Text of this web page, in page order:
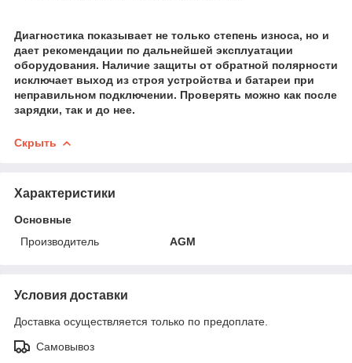
Диагностика показывает не только степень износа, но и
дает рекомендации по дальнейшей эксплуатации
оборудования. Наличие защиты от обратной полярности
исключает выход из строя устройства и батареи при
неправильном подключении. Проверять можно как после
зарядки, так и до нее.
Скрыть
Характеристики
Основные
Производитель
AGM
Условия доставки
Доставка осуществляется только по предоплате.
Самовывоз